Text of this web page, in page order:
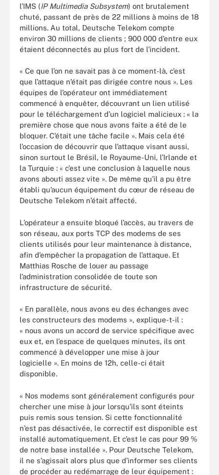
l’IMS (IP Multimedia Subsystem) ont brutalement
chuté, passant de près de 22 millions à moins de 18
millions. Au total, Deutsche Telekom compte
environ 30 millions de clients ; 900 000 d’entre eux
étaient déconnectés au plus fort de l’incident.
« Ce que l’on ne savait pas à ce moment-là, c’est
que l’attaque n’était pas dirigée contre nous ». Les
équipes de l’opérateur ont immédiatement
commencé à enquêter, découvrant un lien utilisé
pour le téléchargement d’un logiciel malicieux : « la
première chose que nous avons faite a été de le
bloquer. C’était une tâche facile ». Mais cela été
l’occasion de découvrir que l’attaque visant aussi,
sinon surtout le Brésil, le Royaume-Uni, l’Irlande et
la Turquie : « c’est une conclusion à laquelle nous
avons abouti assez vite ». De même qu’il a pu être
établi qu’aucun équipement du cœur de réseau de
Deutsche Telekom n’était affecté.
L’opérateur a ensuite bloqué l’accès, au travers de
son réseau, aux ports TCP des modems de ses
clients utilisés pour leur maintenance à distance,
afin d’empêcher la propagation de l’attaque. Et
Matthias Rosche de louer au passage
l’administration consolidée de toute son
infrastructure de sécurité.
« En parallèle, nous avons eu des échanges avec
les constructeurs des modems », explique-t-il :
« nous avons un accord de service spécifique avec
eux et, en l’espace de quelques minutes, ils ont
commencé à développer une mise à jour
logicielle ». En moins de 12h, celle-ci était
disponible.
« Nos modems sont généralement configurés pour
chercher une mise à jour lorsqu’ils sont éteints
puis remis sous tension. Si cette fonctionnalité
n’est pas désactivée, le correctif est disponible est
installé automatiquement. Et c’est le cas pour 99 %
de notre base installée ». Pour Deutsche Telekom,
il ne s’agissait alors plus que d’informer ses clients
de procéder au redémarrage de leur équipement :